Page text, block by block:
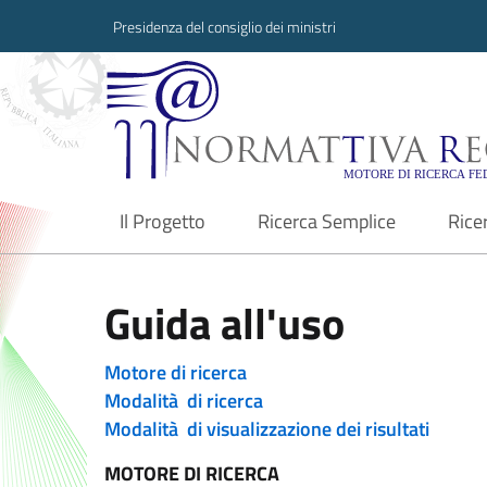
Presidenza del consiglio dei ministri
Normattiva
Il Progetto
current Ricerca Semplice
Guida all'uso
Motore di ricerca
Modalità di ricerca
Modalità di visualizzazione dei risultati
MOTORE DI RICERCA